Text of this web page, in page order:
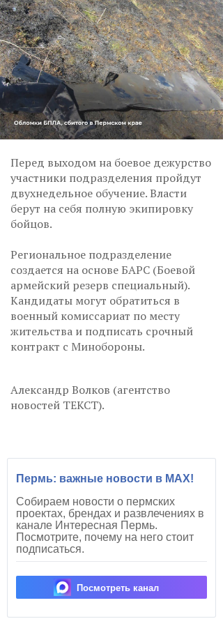
Перед выходом на боевое дежурство
участники подразделения пройдут
двухнедельное обучение. Власти
берут на себя полную экипировку
бойцов.
Региональное подразделение
создается на основе БАРС (Боевой
армейский резерв специальный).
Кандидаты могут обратиться в
военный комиссариат по месту
жительства и подписать срочный
контракт с Минобороны.
Александр Волков (агентство
новостей ТЕКСТ).
Пермь: важные новости в MAX!
Собираем новости о пермских
проектах, брендах и развлечениях в
канале Интересная Пермь.
Посмотрите, почему на него стоит
подписаться.
Посмотреть канал